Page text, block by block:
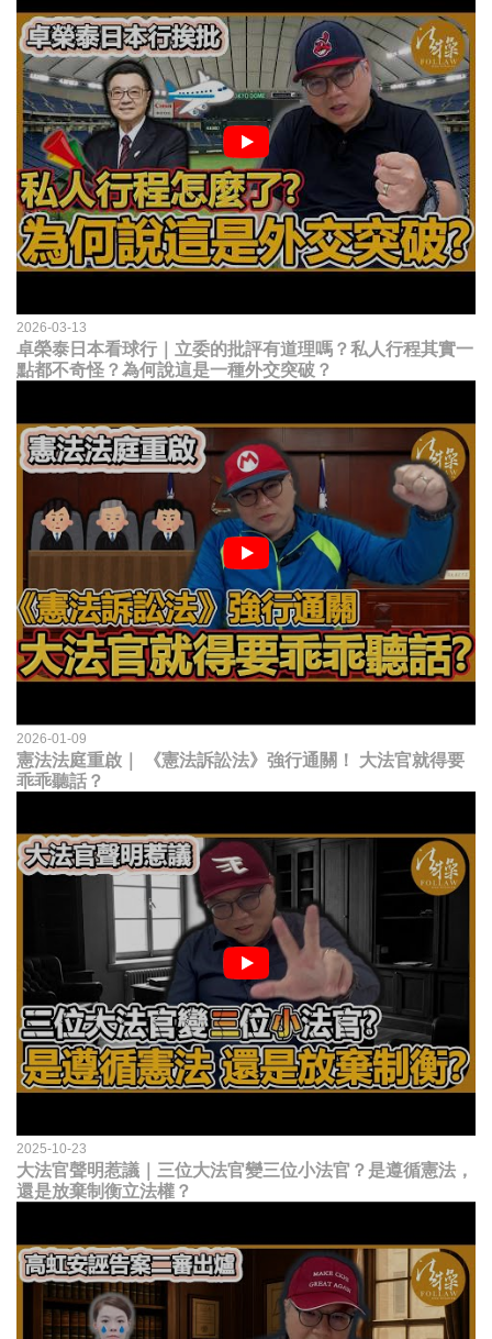
2026-03-13
卓榮泰日本看球行｜立委的批評有道理嗎？私人行程其實一
點都不奇怪？為何說這是一種外交突破？
2026-01-09
憲法法庭重啟｜ 《憲法訴訟法》強行通關！ 大法官就得要
乖乖聽話？
2025-10-23
大法官聲明惹議｜三位大法官變三位小法官？是遵循憲法，
還是放棄制衡立法權？